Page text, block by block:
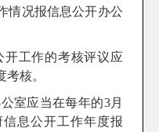
情况报信息公开办公
开工作的考核评议应
核。
室应当在每年的3月
息公开工作年度报